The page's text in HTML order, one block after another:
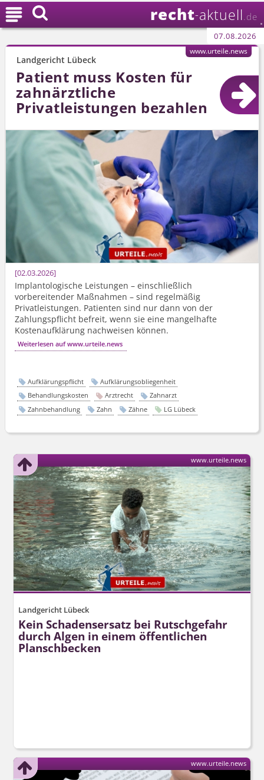
recht-aktuell .de
07.08.2026

Landgericht Lübeck
Patient muss Kosten für
zahnärztliche
Privatleistungen bezahlen
02.03.2026
Implantologische Leistungen – einschließlich
vorbereitender Maßnahmen – sind regelmäßig
Privatleistungen. Patienten sind nur dann von der
Zahlungspflicht befreit, wenn sie eine mangelhafte
Kostenaufklärung nachweisen können.
Weiterlesen auf www.urteile.news
www.urteile.news
Aufklärungspflicht
Aufklärungsobliegenheit
Behandlungskosten
Arztrecht
Zahnarzt
Zahnbehandlung
Zahn Zähne LG Lübeck
Landgericht Lübeck
Kein Schadensersatz bei Rutschgefahr
durch Algen in einem öffentlichen
Planschbecken
www.urteile.news
www.urteile.news